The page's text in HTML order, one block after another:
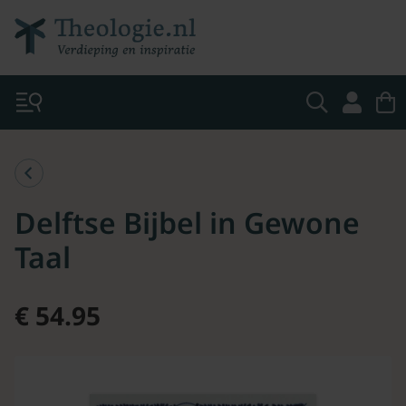
Delftse Bijbel in Gewone
Taal
€ 54.95